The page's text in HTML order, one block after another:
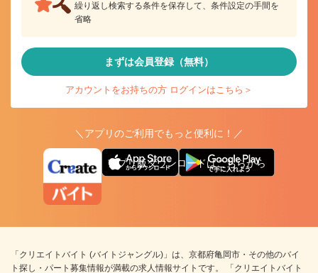
繰り返し検索する条件を保存して、条件設定の手間を
省略
まずは会員登録（無料）
アカウントをお持ちの方 ログインはこちら＞
＼アプリのご利用でもっと便利に！／
アプリ版ダウンロードはこちらから
「クリエイトバイト (バイトジャングル)」は、京都府亀岡市・その他のバイ
ト探し・パート募集情報が満載の求人情報サイトです。 「クリエイトバイト